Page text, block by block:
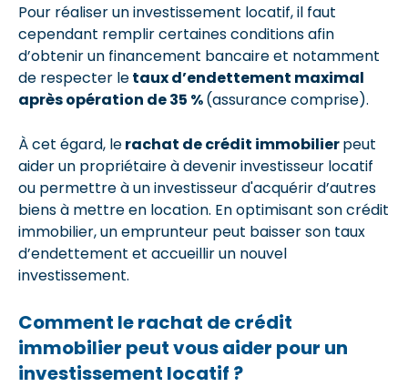
Pour réaliser un investissement locatif, il faut
cependant remplir certaines conditions afin
d’obtenir un financement bancaire et notamment
de respecter letaux d’endettement maximal
après opération de 35 %(assurance comprise).
À cet égard, lerachat de crédit immobilierpeut
aider un propriétaire à devenir investisseur locatif
ou permettre à un investisseur d'acquérir d’autres
biens à mettre en location. En optimisant son crédit
immobilier, un emprunteur peut baisser son taux
d’endettement et accueillir un nouvel
investissement.
Comment le rachat de crédit
immobilier peut vous aider pour un
investissement locatif ?